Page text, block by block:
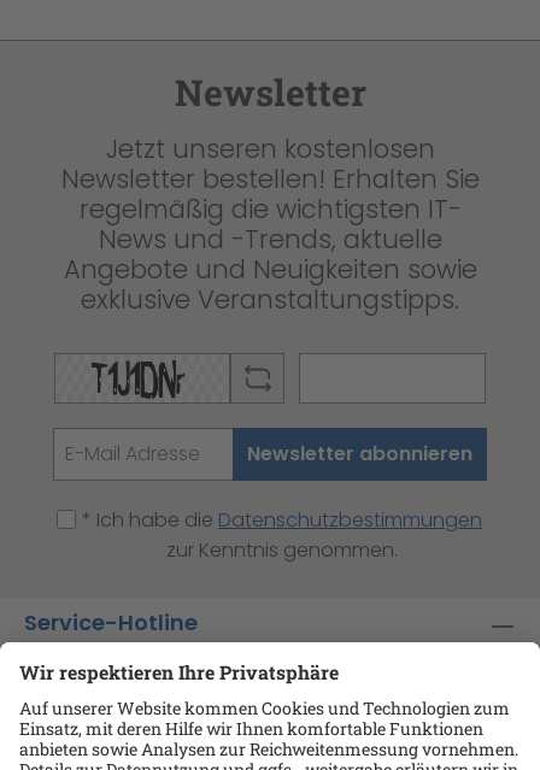
Newsletter
Jetzt unseren kostenlosen
Newsletter bestellen! Erhalten Sie
regelmäßig die wichtigsten IT-
News und -Trends, aktuelle
Angebote und Neuigkeiten sowie
exklusive Veranstaltungstipps.
Newsletter abonnieren
* Ich habe die Datenschutzbestimmungen
zur Kenntnis genommen.
Service-Hotline
Shop-Service
Informationen